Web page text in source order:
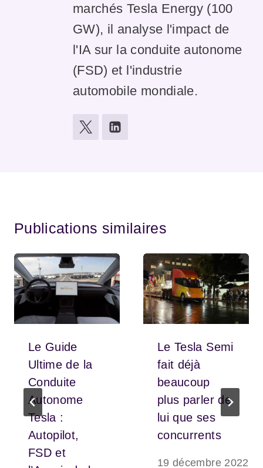
marchés Tesla Energy (100
GW), il analyse l'impact de
l'IA sur la conduite autonome
(FSD) et l'industrie
automobile mondiale.
Publications similaires
Le Guide
Ultime de la
Conduite
Autonome
Tesla :
Autopilot,
FSD et
Le Tesla Semi
fait déjà
beaucoup
plus parler de
lui que ses
concurrents
19 décembre 2022